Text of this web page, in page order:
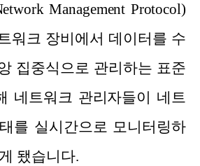
Management Protocol)
워크 장비에서 데이터를 수
집중식으로 관리하는 표준
네트워크 관리자들이 네트
를 실시간으로 모니터링하
됐습니다.